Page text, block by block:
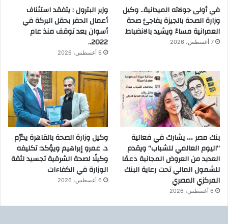
في أولى جولاته الميدانية.. وكيل
وزارة الصحة بالجيزة يفاجئ صحة
العمرانية مساءً ويشيد بالانضباط
7 أغسطس، 2026
وزير البترول : يتفقد استئناف
أعمال الحفر بحقل البركة في
أسوان بعد توقف منذ عام
2022..
6 أغسطس، 2026
بنك مصر ،،، يشارك في فعالية
“اليوم العالمي للشباب” ويقدم
العديد من العروض المجانية دعمًا
للشمول المالي تحت رعاية البنك
المركزي المصري
6 أغسطس، 2026
وكيل وزارة الصحة بالقاهرة يكرّم
د. عمرو إبراهيم ويؤكد: تكليفه
وكيلًا لصحة الشرقية تجسيد لثقة
الوزارة في الكفاءات
6 أغسطس، 2026